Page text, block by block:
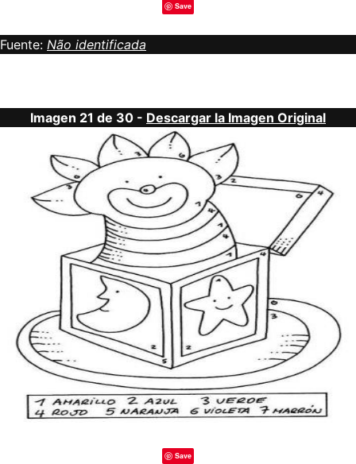
Save
Fuente: Não identificada
Imagen 21 de 30 - Descargar la Imagen Original
Save